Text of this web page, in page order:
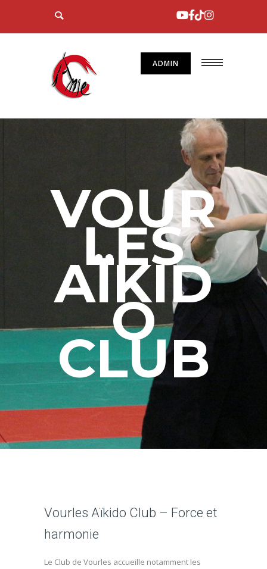
ADMIN
VOUR
LES
AÏKID
O
CLUB
Vourles Aïkido Club – Force et
harmonie
Le Club de Vourles accueille notamment les